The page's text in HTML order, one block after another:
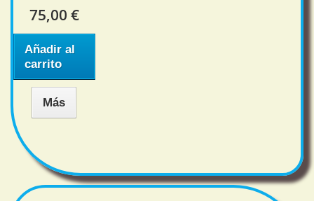
75,00 €
Añadir al
carrito
Más